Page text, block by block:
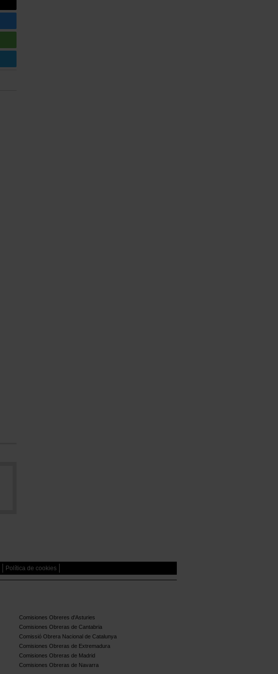
Política de cookies
Comisiones Obreres d'Asturies
Comisiones Obreras de Cantabria
Comissió Obrera Nacional de Catalunya
Comisiones Obreras de Extremadura
Comisiones Obreras de Madrid
Comisiones Obreras de Navarra